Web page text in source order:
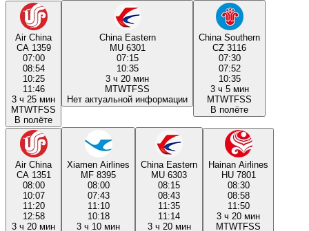
Air China
CA 1359
07:00
08:54
10:25
11:46
3 ч 25 мин
MTWTFSS
В полёте
China Eastern
MU 6301
07:15
10:35
3 ч 20 мин
MTWTFSS
Нет актуальной информации
China Southern
CZ 3116
07:30
07:52
10:35
3 ч 5 мин
MTWTFSS
В полёте
Air China
CA 1351
08:00
10:07
11:20
12:58
3 ч 20 мин
Xiamen Airlines
MF 8395
08:00
07:43
11:10
10:18
3 ч 10 мин
China Eastern
MU 6303
08:15
08:43
11:35
11:14
3 ч 20 мин
Hainan Airlines
HU 7801
08:30
08:58
11:50
3 ч 20 мин
MTWTFSS